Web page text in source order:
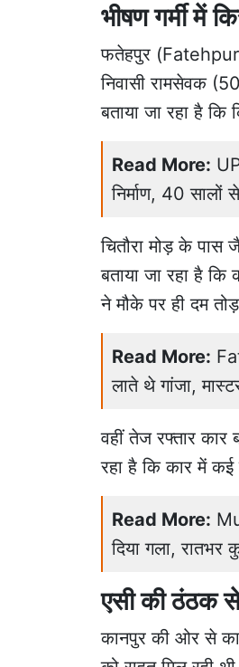
भीषण गर्मी में
फतेहपुर
निवासी रामसेवक
बताया जा रहा है
Read More:
निर्माण, 40 सालों
चितौरा मोड़ के
बताया जा रहा है
ने मौके पर ही दम तोड़
Read More:
लाते थे गांजा,
वहीं तेज रफ्तार कार
रहा है कि कार में
Read More:
दिया गला, रातभर
एसी की ठंठक
कानपुर की ओर से